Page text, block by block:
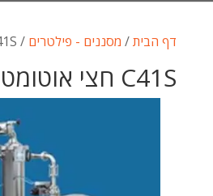
דף הבית/ מסננים - פילטרים / C41S חצי אוטומטי
C41S חצי אוטומטי